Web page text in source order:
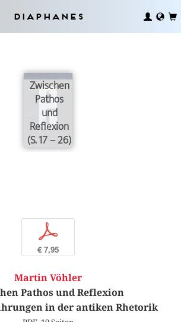
Diaphanes
Zwischen
Pathos
und
Reflexion
(S. 17 – 26)
p
€ 7,95
Martin Vöhler
Pathos und Reflexion
in der antiken Rhetorik